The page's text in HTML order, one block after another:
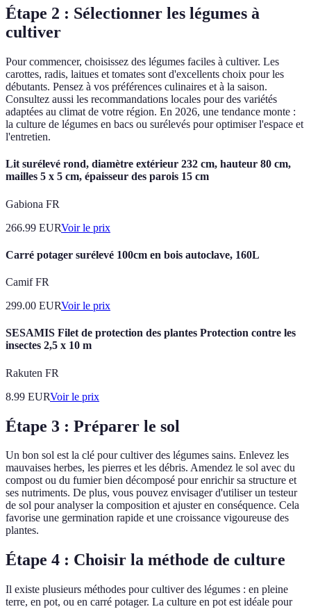
Étape 2 : Sélectionner les légumes à
cultiver
Pour commencer, choisissez des légumes faciles à cultiver. Les
carottes, radis, laitues et tomates sont d'excellents choix pour les
débutants. Pensez à vos préférences culinaires et à la saison.
Consultez aussi les recommandations locales pour des variétés
adaptées au climat de votre région. En 2026, une tendance monte :
la culture de légumes en bacs ou surélevés pour optimiser l'espace et
l'entretien.
Lit surélevé rond, diamètre extérieur 232 cm, hauteur 80 cm,
mailles 5 x 5 cm, épaisseur des parois 15 cm
Gabiona FR
266.99 EURVoir le prix
Carré potager surélevé 100cm en bois autoclave, 160L
Camif FR
299.00 EURVoir le prix
SESAMIS Filet de protection des plantes Protection contre les
insectes 2,5 x 10 m
Rakuten FR
8.99 EURVoir le prix
Étape 3 : Préparer le sol
Un bon sol est la clé pour cultiver des légumes sains. Enlevez les
mauvaises herbes, les pierres et les débris. Amendez le sol avec du
compost ou du fumier bien décomposé pour enrichir sa structure et
ses nutriments. De plus, vous pouvez envisager d'utiliser un testeur
de sol pour analyser la composition et ajuster en conséquence. Cela
favorise une germination rapide et une croissance vigoureuse des
plantes.
Étape 4 : Choisir la méthode de culture
Il existe plusieurs méthodes pour cultiver des légumes : en pleine
terre, en pot, ou en carré potager. La culture en pot est idéale pour